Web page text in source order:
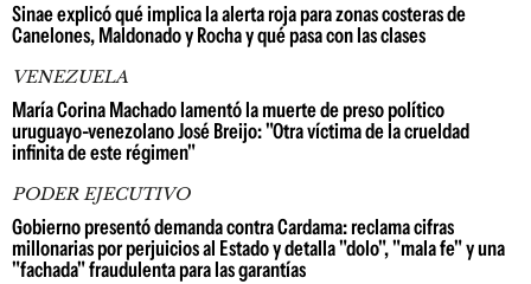
Sinae explicó qué implica la alerta roja para zonas costeras de
Canelones, Maldonado y Rocha y qué pasa con las clases
VENEZUELA
María Corina Machado lamentó la muerte de preso político
uruguayo-venezolano José Breijo: "Otra víctima de la crueldad
infinita de este régimen"
PODER EJECUTIVO
Gobierno presentó demanda contra Cardama: reclama cifras
millonarias por perjuicios al Estado y detalla "dolo", "mala fe" y una
"fachada" fraudulenta para las garantías